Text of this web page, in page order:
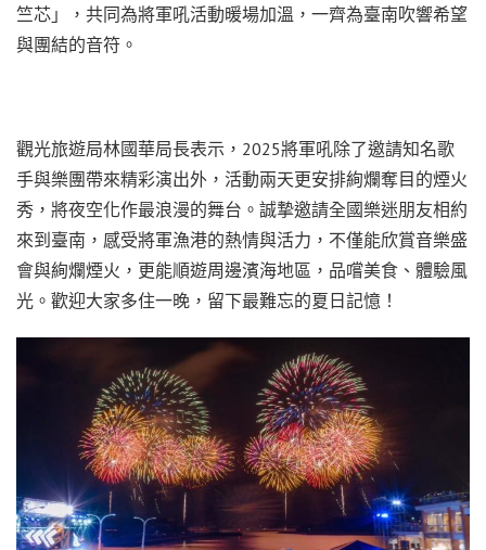
竺芯」，共同為將軍吼活動暖場加溫，一齊為臺南吹響希望
與團結的音符。
觀光旅遊局林國華局長表示，2025將軍吼除了邀請知名歌
手與樂團帶來精彩演出外，活動兩天更安排絢爛奪目的煙火
秀，將夜空化作最浪漫的舞台。誠摯邀請全國樂迷朋友相約
來到臺南，感受將軍漁港的熱情與活力，不僅能欣賞音樂盛
會與絢爛煙火，更能順遊周邊濱海地區，品嚐美食、體驗風
光。歡迎大家多住一晚，留下最難忘的夏日記憶！